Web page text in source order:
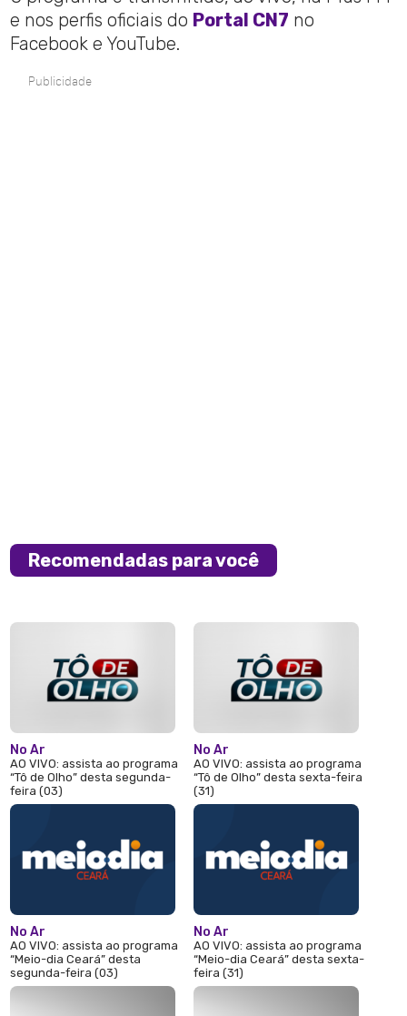
e nos perfis oficiais do Portal CN7 no
Facebook e YouTube.
Publicidade
Recomendadas para você
No Ar
AO VIVO: assista ao programa
“Tô de Olho” desta segunda-
feira (03)
No Ar
AO VIVO: assista ao programa
“Meio-dia Ceará” desta
segunda-feira (03)
No Ar
AO VIVO: assista ao programa
“Tô de Olho” desta sexta-feira
(31)
No Ar
AO VIVO: assista ao programa
“Meio-dia Ceará” desta sexta-
feira (31)